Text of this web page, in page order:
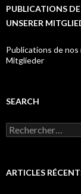
PUBLICATIONS
UNSERER
Publications de
Mitglieder
SEARCH
R
e
e
ARTICLES